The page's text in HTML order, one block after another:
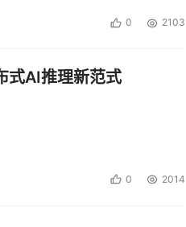
0 2103
式AI推理新范式
0 2014